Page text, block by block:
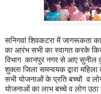
सनिगवां शिवकटरा में जागरूकता
का आरंभ सभी का स्वागत करके
विभाग कानपुर नगर से आए सुनील
शुक्ला जिला समन्वयक द्वारा
सभी योजनाओं के प्रति बच्चों व
योजनाओं का लाभ बच्चे व लोग